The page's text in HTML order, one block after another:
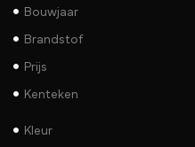
Bouwjaar
Brandstof
Prijs
Kenteken
Kleur